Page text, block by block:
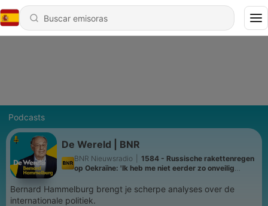
Podcasts
De Wereld | BNR
BNR Nieuwsradio
1584 - Russische rakettenregen
op Oekraïne: 'Ik heb me niet eerder zo onveilig
Bernard Hammelburg brengt je scherpe analyses over de
internationale politiek.